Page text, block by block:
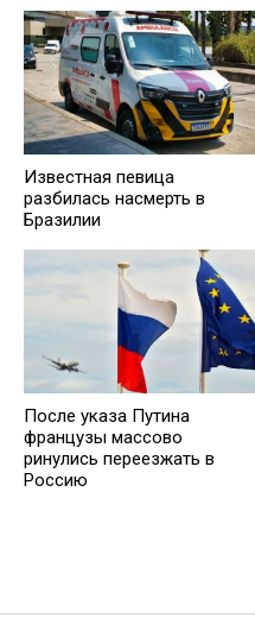
Известная певица
разбилась насмерть в
Бразилии
После указа Путина
французы массово
ринулись переезжать в
Россию